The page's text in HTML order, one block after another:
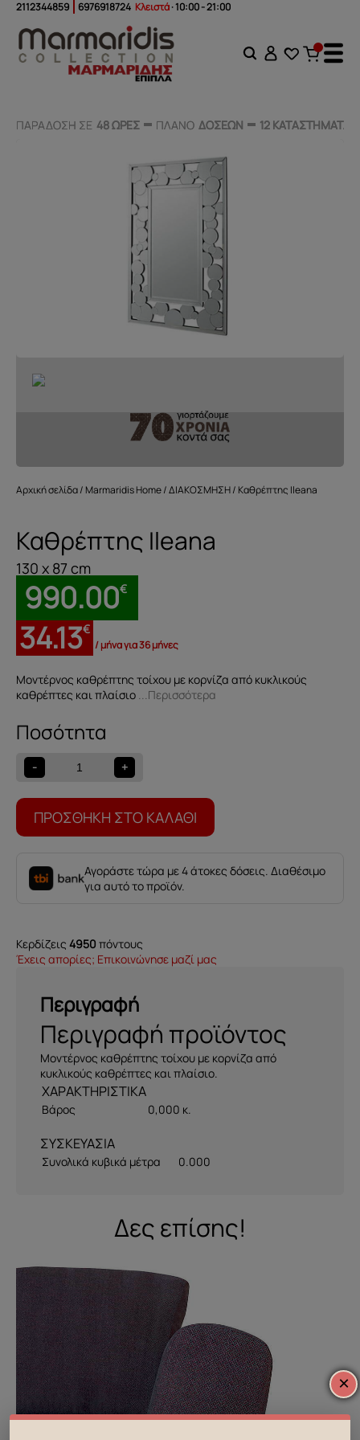
2112344859 6976918724 Κλειστά· 10:00 - 21:00
ΠΑΡΑΔΟΣΗ ΣΕ 48 ΩΡΕΣ ΠΛΑΝΟ ΔΟΣΕΩΝ 12 ΚΑΤΑΣΤΗΜΑΤΑ
ΠΑΡΑΔΟΣΗ ΣΕ 48 ΩΡΕΣ ΠΛΑΝΟ ΔΟΣΕΩΝ 12 ΚΑΤΑΣΤΗΜΑΤΑ
Αρχική σελίδα/ Marmaridis Home/ΔΙΑΚΟΣΜΗΣΗ/ Καθρέπτης Ileana
Καθρέπτης Ileana
130 x 87 cm
990.00€
34.13€
/ μήνα για 36 μήνες
Μοντέρνος καθρέπτης τοίχου με κορνίζα από κυκλικούς
καθρέπτες και πλαίσιο ...Περισσότερα
-
Καθρέπτης
Ileana
ποσότητα
+
ΠΡΟΣΘΉΚΗ ΣΤΟ ΚΑΛΆΘΙ
Αγοράστε τώρα με 4 άτοκες δόσεις. Διαθέσιμο
για αυτό το προϊόν.
Κερδίζεις 4950 πόντους
Έχεις απορίες; Επικοινώνησε μαζί μας
Περιγραφή
Περιγραφή προϊόντος
Μοντέρνος καθρέπτης τοίχου με κορνίζα από
κυκλικούς καθρέπτες και πλαίσιο.
Βάρος 0,000 κ.
ΣΥΣΚΕΥΑΣΙΑ
Συνολικά κυβικά μέτρα 0.000
Δες επίσης!
×